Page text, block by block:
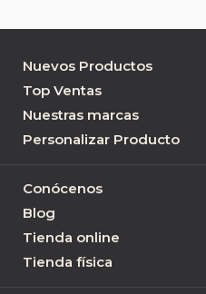
Nuevos Productos
Top Ventas
Nuestras marcas
Personalizar Producto
Conócenos
Blog
Tienda online
Tienda física